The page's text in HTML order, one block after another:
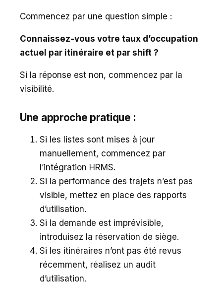
Commencez par une question simple :
Connaissez-vous votre taux d’occupation
actuel par itinéraire et par shift ?
Si la réponse est non, commencez par la
visibilité.
Une approche pratique :
Si les listes sont mises à jour
manuellement, commencez par
l’intégration HRMS.
Si la performance des trajets n’est pas
visible, mettez en place des rapports
d’utilisation.
Si la demande est imprévisible,
introduisez la réservation de siège.
Si les itinéraires n’ont pas été revus
récemment, réalisez un audit
d’utilisation.